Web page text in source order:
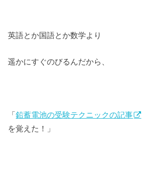
英語とか国語とか数学より
遥かにすぐのびるんだから、
「鉛蓄電池の受験テクニックの記事
を覚えた！」